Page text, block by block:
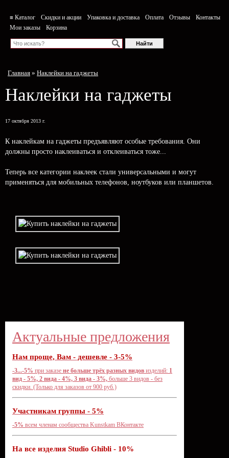
≡ Каталог Скидки и акции Упаковка и доставка Оплата Отзывы
Контакты
Мои заказы
Корзина
Главная » Наклейки на гаджеты
Наклейки на гаджеты
17 октября 2013 г.
К наклейкам на гаджеты предъявляют особые требования. Они
должны просто наклеиваться и отклеиваться тоже...
Теперь все категории наклеек стали универсальными и могут
применяться для мобильных телефонов, ноутбуков или планшетов.
Актуальные предложения
Нам проще, Вам - дешевле - 3-5%
-3...-5% при заказе не больше трёх разных видов изделий: 1
вид - 5%, 2 вида - 4%, 3 вида - 3%, больше 3 видов - без
скидки. (Только для заказов от 900 руб.)
Участникам группы - 5%
-5% всем членам сообщества Kunstkam ВКонтакте
На все изделия Studio Ghibli - 10%